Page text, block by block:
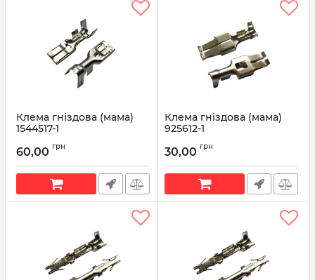
Клема гніздова (мама)
1544517-1
60,00 грн
Клема гніздова (мама)
925612-1
30,00 грн